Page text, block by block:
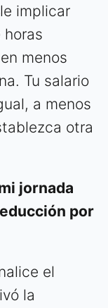
implicar
horas
menos
Tu salario
a menos
otra
jornada
por
el
la